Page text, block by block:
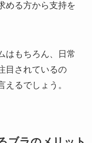
める方から支持を
はもちろん、日常
目されているの
るでしょう。